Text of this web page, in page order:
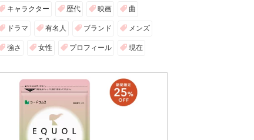
キャラクター 歴代 映画 曲
ドラマ 有名人 ブランド メンズ
強さ 女性 プロフィール 現在